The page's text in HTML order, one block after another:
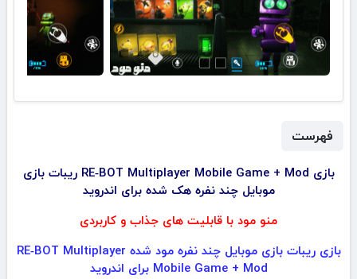
فهرست
بازی RE‑BOT Multiplayer Mobile Game + Mod ریبات بازی
موبایل چند نفره هک شده برای اندروید
منو مود با قابلیت های جذاب و کاربردی
بازی ریبات بازی موبایل چند نفره مود شده RE‑BOT Multiplayer
Mobile Game + Mod برای اندروید